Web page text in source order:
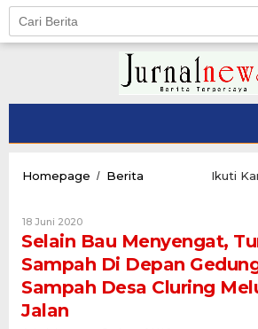
Skip
content
Homepage / Berita
Sampah
Depan
Gedung
Ikuti
18 Juni 2020Oleh
Administrator
Selain Bau Menyengat,
Sampah Di Depan
Sampah Desa Cluring
Jalan